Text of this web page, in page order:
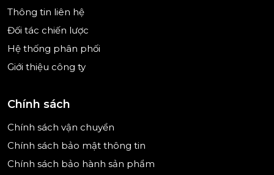
Nếu bạn đang cần tìm
tại bepnk.vn để lựa chọn sản phẩm phù hợp với nhu
cầu sử dụng của gia đình.
Thông tin liên hệ
Đối tác chiến lược
Hệ thống phân phối
Giới thiệu công ty
Chính sách
Chính sách vận chuyển
Chính sách bảo mật thông tin
Chính sách bảo hành sản phẩm